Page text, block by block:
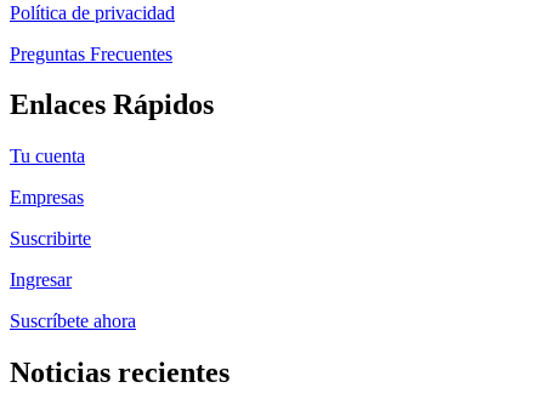
Política de privacidad
Preguntas Frecuentes
Enlaces Rápidos
Tu cuenta
Empresas
Suscribirte
Ingresar
Suscríbete ahora
Noticias recientes